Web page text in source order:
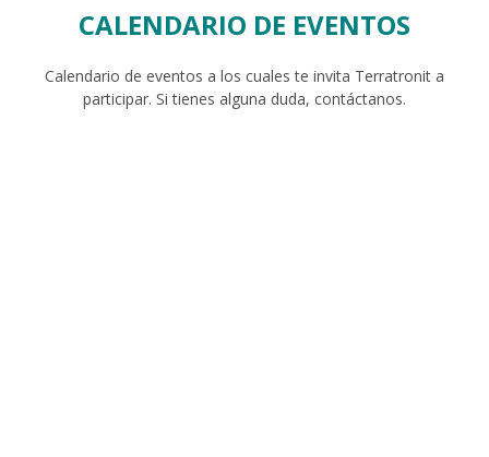
CALENDARIO DE EVENTOS
Calendario de eventos a los cuales te invita Terratronit a
participar. Si tienes alguna duda, contáctanos.